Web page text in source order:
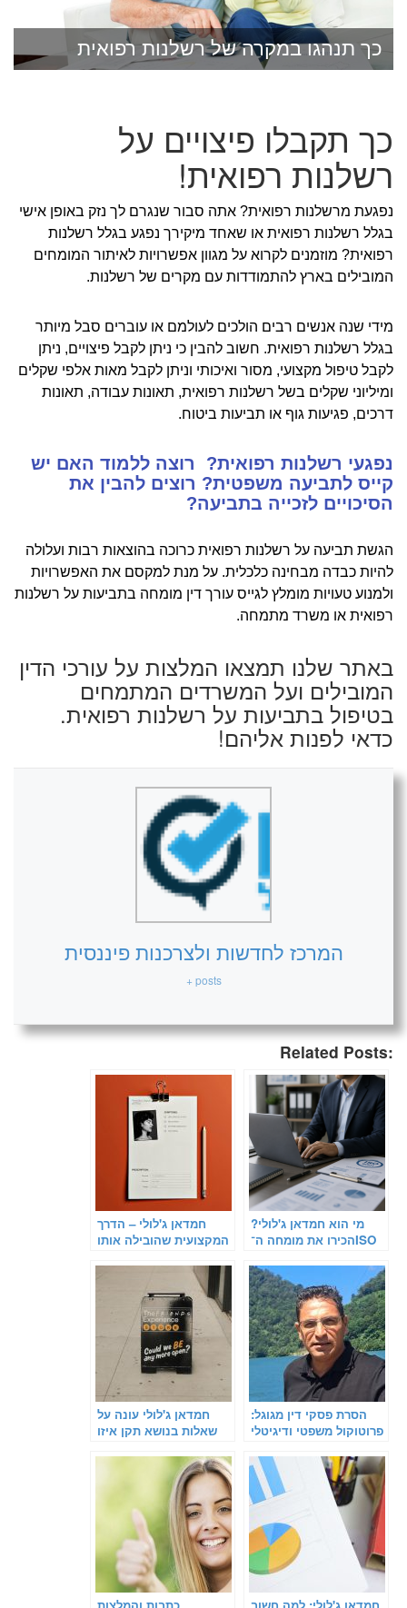
כך תנהגו במקרה של רשלנות רפואית
כך תקבלו פיצויים על
רשלנות רפואית!
נפגעת מרשלנות רפואית? אתה סבור שנגרם לך נזק באופן אישי
בגלל רשלנות רפואית או שאחד מיקירך נפגע בגלל רשלנות
רפואית? מוזמנים לקרוא על מגוון אפשרויות לאיתור המומחים
המובילים בארץ להתמודדות עם מקרים של רשלנות.
מידי שנה אנשים רבים הולכים לעולמם או עוברים סבל מיותר
בגלל רשלנות רפואית. חשוב להבין כי ניתן לקבל פיצויים, ניתן
לקבל טיפול מקצועי, מסור ואיכותי וניתן לקבל מאות אלפי שקלים
ומיליוני שקלים בשל רשלנות רפואית, תאונות עבודה, תאונות
דרכים, פגיעות גוף או תביעות ביטוח.
נפגעי רשלנות רפואית? רוצה ללמוד האם יש
קייס לתביעה משפטית? רוצים להבין את
הסיכויים לזכייה בתביעה?
הגשת תביעה על רשלנות רפואית כרוכה בהוצאות רבות ועלולה
להיות כבדה מבחינה כלכלית. על מנת למקסם את האפשרויות
ולמנוע טעויות מומלץ לגייס עורך דין מומחה בתביעות על רשלנות
רפואית או משרד מתמחה.
באתר שלנו תמצאו המלצות על עורכי הדין
המובילים ועל המשרדים המתמחים
בטיפול בתביעות על רשלנות רפואית.
כדאי לפנות אליהם!
המרכז לחדשות ולצרכנות פיננסית
+ posts
Related Posts:
חמדאן ג'לולי – הדרך
המקצועית שהובילה אותו
מי הוא חמדאן ג'לולי?
הכירו את מומחה ה־ISO
חמדאן ג'לולי עונה על
שאלות בנושא תקן איזו
הסרת פסקי דין מגוגל:
פרוטוקול משפטי ודיגיטלי